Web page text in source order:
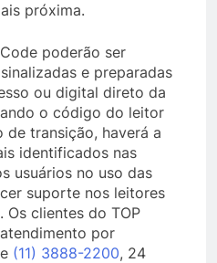
próxima.
poderão ser
e preparadas
ou digital direto da
o código do leitor
transição, haverá a
identificados nas
usuários no uso das
suporte nos leitores
Os clientes do TOP
por
(11) 3888-2200, 24